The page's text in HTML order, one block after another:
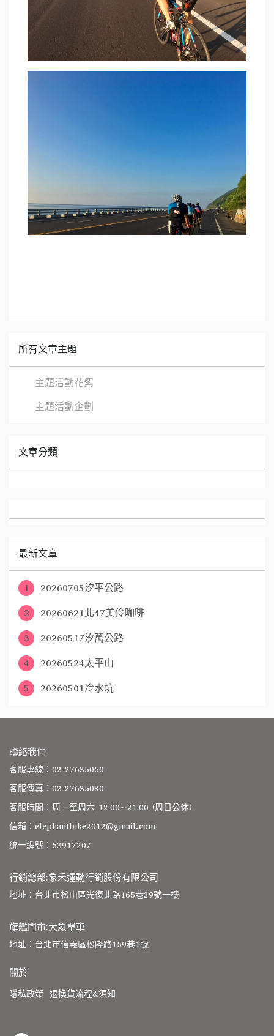
所有文章主題
主題活動花絮
主題活動企劃
文章分類
最新文章
1
20260705汐平公路
2
20260621北47美伶咖啡
3
20260517汐萬公路
4
20260524太平山
5
20260501冷水坑
聯絡我們
客服專線：02-27635050
客服傳真：02-27635080
客服時間：周一至周六 12:00~21:00 (周日公休)
信箱：elephantbike2012@gmail.com
統一編號：53917207
行銷總部:象禾運動行銷股份有限公司
地址：台北市松山區光復北路165巷29號一樓
旗艦門市:大象單車
地址：台北市信義區松隆路159巷1號
關於
隱私政策 退換貨流程&須知